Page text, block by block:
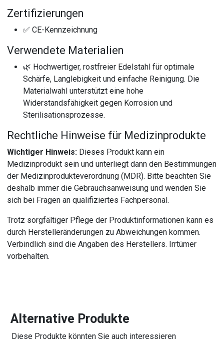
Zertifizierungen
✅ CE-Kennzeichnung
Verwendete Materialien
🌿 Hochwertiger, rostfreier Edelstahl für optimale
Schärfe, Langlebigkeit und einfache Reinigung. Die
Materialwahl unterstützt eine hohe
Widerstandsfähigkeit gegen Korrosion und
Sterilisationsprozesse.
Rechtliche Hinweise für Medizinprodukte
Wichtiger Hinweis: Dieses Produkt kann ein
Medizinprodukt sein und unterliegt dann den Bestimmungen
der Medizinprodukteverordnung (MDR). Bitte beachten Sie
deshalb immer die Gebrauchsanweisung und wenden Sie
sich bei Fragen an qualifiziertes Fachpersonal.
Trotz sorgfältiger Pflege der Produktinformationen kann es
durch Herstelleränderungen zu Abweichungen kommen.
Verbindlich sind die Angaben des Herstellers. Irrtümer
vorbehalten.
Alternative Produkte
Diese Produkte könnten Sie auch interessieren